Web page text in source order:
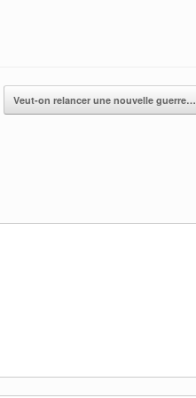
Veut-on relancer une nouvelle guerre…